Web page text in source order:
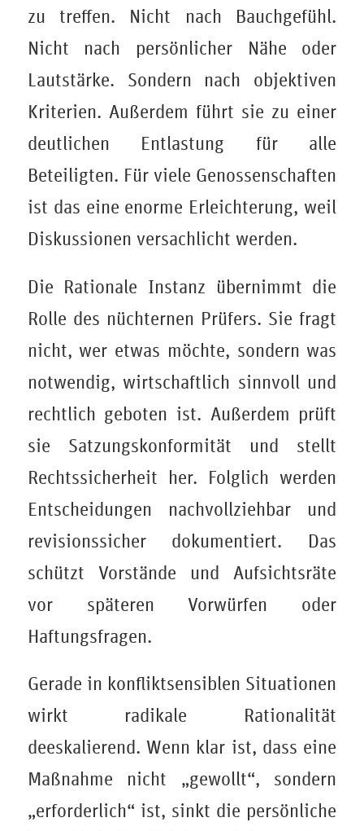
zu treffen. Nicht nach Bauchgefühl.
Nicht nach persönlicher Nähe oder
Lautstärke. Sondern nach objektiven
Kriterien. Außerdem führt sie zu einer
deutlichen Entlastung für alle
Beteiligten. Für viele Genossenschaften
ist das eine enorme Erleichterung, weil
Diskussionen versachlicht werden.
Die Rationale Instanz übernimmt die
Rolle des nüchternen Prüfers. Sie fragt
nicht, wer etwas möchte, sondern was
notwendig, wirtschaftlich sinnvoll und
rechtlich geboten ist. Außerdem prüft
sie Satzungskonformität und stellt
Rechtssicherheit her. Folglich werden
Entscheidungen nachvollziehbar und
revisionssicher dokumentiert. Das
schützt Vorstände und Aufsichtsräte
vor späteren Vorwürfen oder
Haftungsfragen.
Gerade in konfliktsensiblen Situationen
wirkt radikale Rationalität
deeskalierend. Wenn klar ist, dass eine
Maßnahme nicht „gewollt“, sondern
„erforderlich“ ist, sinkt die persönliche